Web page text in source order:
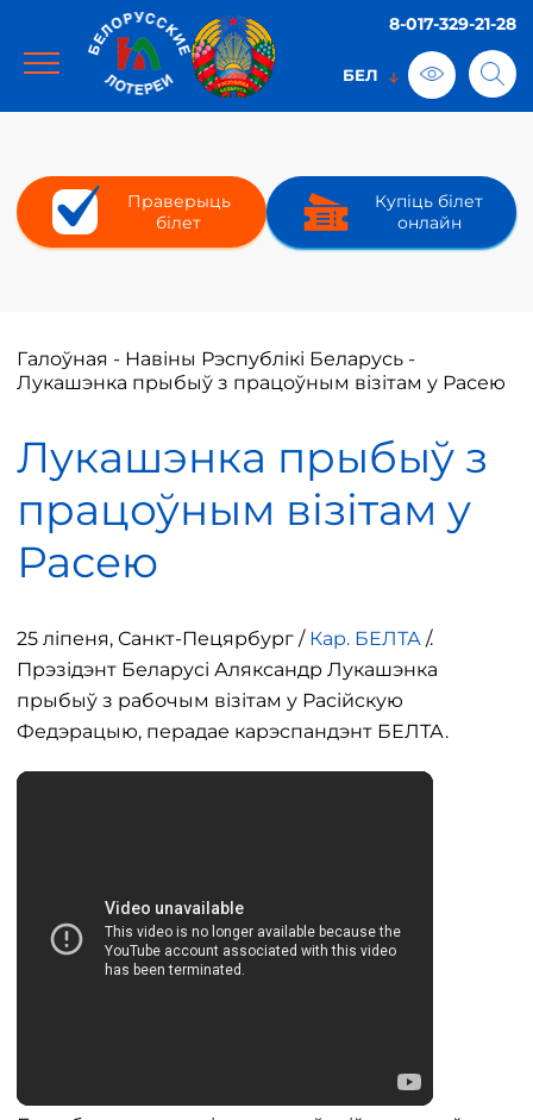
8-017-329-21-28
Праверыць
білет
Купіць білет
онлайн
Галоўная - Навіны Рэспублікі Беларусь -
Лукашэнка прыбыў з працоўным візітам у Расею
Лукашэнка прыбыў з
працоўным візітам у
Расею
25 ліпеня, Санкт-Пецярбург / Кар. БЕЛТА /.
Прэзідэнт Беларусі Аляксандр Лукашэнка
прыбыў з рабочым візітам у Расійскую
Федэрацыю, перадае карэспандэнт БЕЛТА.